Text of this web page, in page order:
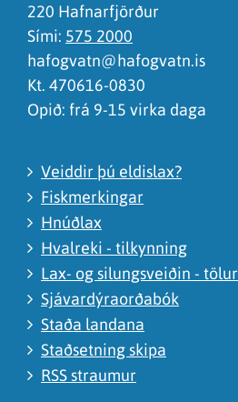
220 Hafnarfjörður
Sími: 575 2000
hafogvatn@hafogvatn.is
Kt. 470616-0830
Opið: frá 9-15 virka daga
Veiddir þú eldislax?
Fiskmerkingar
Hnúðlax
Hvalreki - tilkynning
Lax- og silungsveiðin - tölur
Sjávardýraorðabók
Staða landana
Staðsetning skipa
RSS straumur